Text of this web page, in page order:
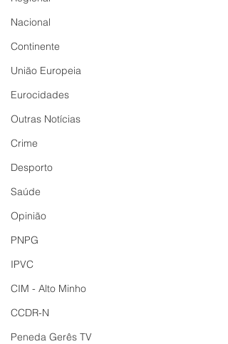
Nacional
Continente
União Europeia
Eurocidades
Outras Notícias
Crime
Desporto
Saúde
Opinião
PNPG
IPVC
CIM - Alto Minho
CCDR-N
Peneda Gerês TV